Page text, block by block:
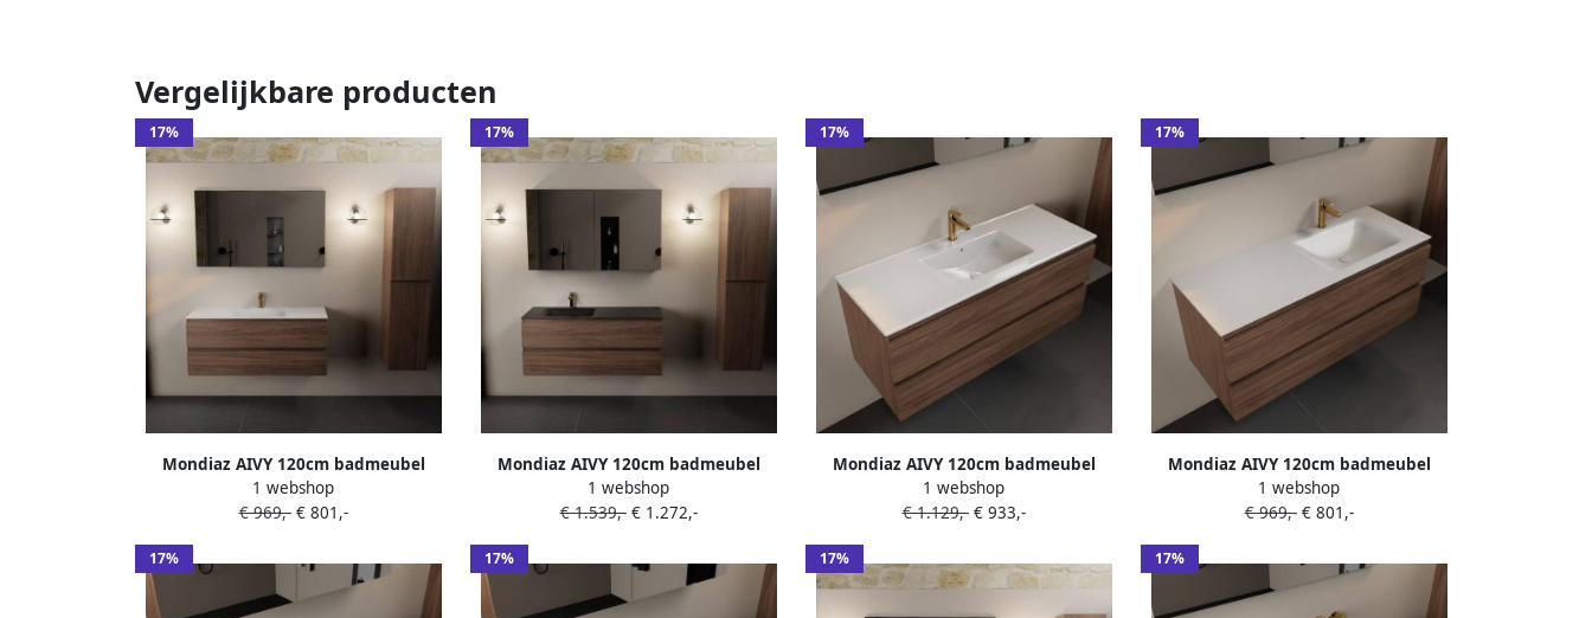
Vergelijkbare producten
17%
Mondiaz AIVY 120cm badmeubel
Mocha wastafel Talc solid surface
midden 1 kraangat met spiegel (AI-
S120X70)
1 webshop
€ 969,-€ 801,-
17%
Mondiaz AIVY 120cm badmeubel
Mocha wastafel Urban solid surface
links 1 kraangat met spiegelkast (AI-
C120MOMI)
1 webshop
€ 1.539,-€ 1.272,-
17%
Mondiaz AIVY 120cm badmeubel
Mocha wastafel glanzend wit keramiek
midden 1 kraangat met spiegel
1 webshop
€ 1.129,-€ 933,-
17%
Mondiaz AIVY 120cm badmeubel
Mocha wastafel Talc solid surface
rechts 1 kraangat met spiegel (AI-
S120X72)
1 webshop
€ 969,-€ 801,-
17% 17% 17% 17%